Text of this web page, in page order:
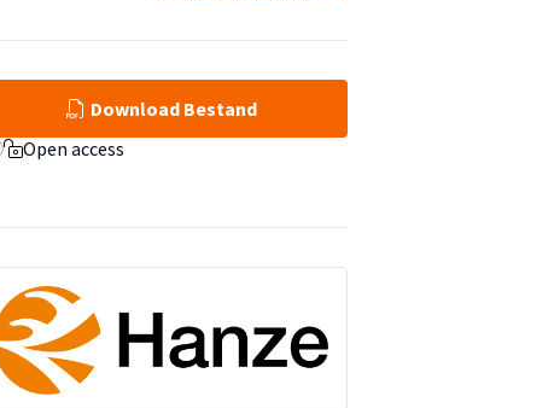
Download Bestand
Open access